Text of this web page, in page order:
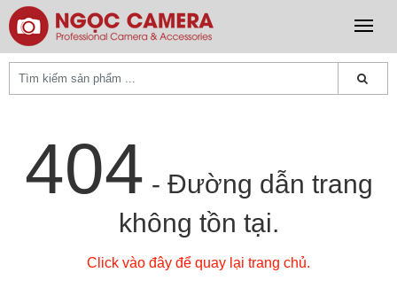
404 - Đường dẫn trang
không tồn tại.
Click vào đây để quay lại trang chủ.